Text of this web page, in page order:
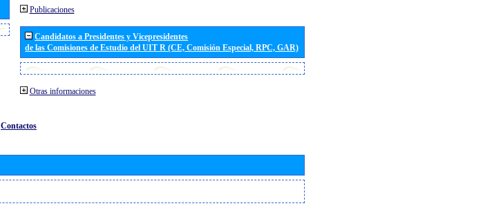
Publicaciones
Candidatos a Presidentes y Vicepresidentes
de las Comisiones de Estudio del UIT R (CE, Comisión Especial, RPC, GAR)
Otras informaciones
Contactos